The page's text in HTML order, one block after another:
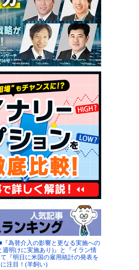
『為替介入の影響と更なる実施への
週明けに実施あり)』と『イラン情
『明日に米国の雇用統計の発表を
注目！(羊飼い)